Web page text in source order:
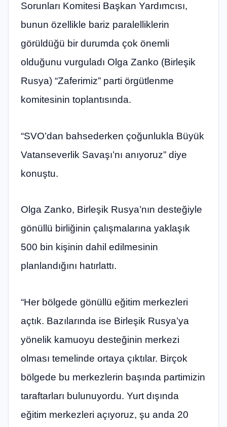
Sorunları Komitesi Başkan Yardımcısı,
bunun özellikle bariz paralelliklerin
görüldüğü bir durumda çok önemli
olduğunu vurguladı Olga Zanko (Birleşik
Rusya) “Zaferimiz” parti örgütlenme
komitesinin toplantısında.
“SVO’dan bahsederken çoğunlukla Büyük
Vatanseverlik Savaşı’nı anıyoruz” diye
konuştu.
Olga Zanko, Birleşik Rusya’nın desteğiyle
gönüllü birliğinin çalışmalarına yaklaşık
500 bin kişinin dahil edilmesinin
planlandığını hatırlattı.
“Her bölgede gönüllü eğitim merkezleri
açtık. Bazılarında ise Birleşik Rusya’ya
yönelik kamuoyu desteğinin merkezi
olması temelinde ortaya çıktılar. Birçok
bölgede bu merkezlerin başında partimizin
taraftarları bulunuyordu. Yurt dışında
eğitim merkezleri açıyoruz, şu anda 20